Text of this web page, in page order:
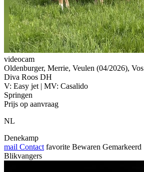
videocam
Oldenburger, Merrie, Veulen (04/2026), Vos
Diva Roos DH
V: Easy jet | MV: Casalido
Springen
Prijs op aanvraag
NL
Denekamp
mail Contact favorite Bewaren Gemarkeerd
Blikvangers